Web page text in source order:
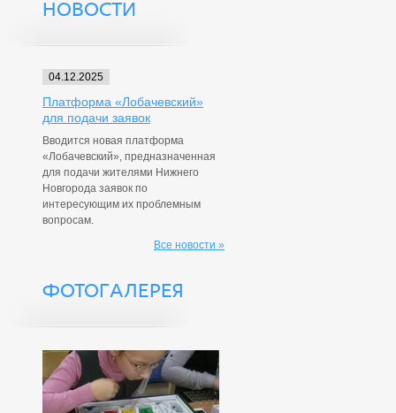
НОВОСТИ
04.12.2025
Платформа «Лобачевский»
для подачи заявок
Вводится новая платформа
«Лобачевский», предназначенная
для подачи жителями Нижнего
Новгорода заявок по
интересующим их проблемным
вопросам.
Все новости »
ФОТОГАЛЕРЕЯ